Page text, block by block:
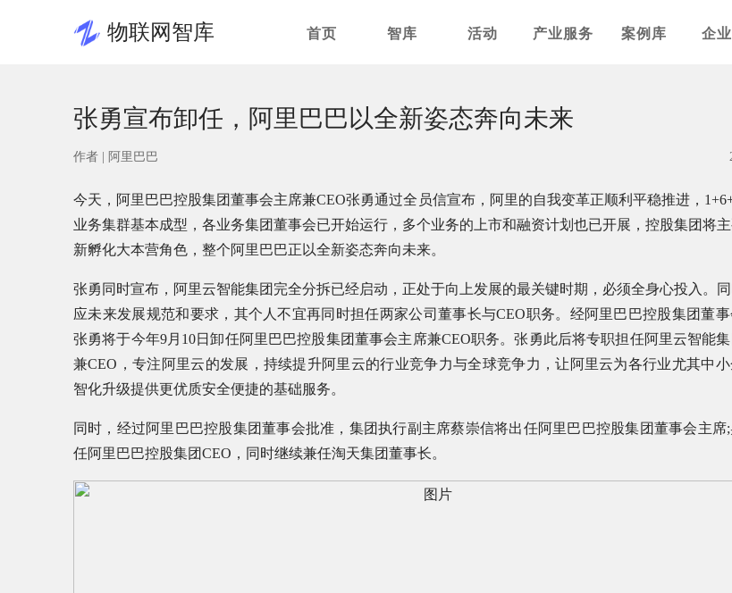
物联网智库 首页 智库 活动 产业服务 案例库 企
张勇宣布卸任，阿里巴巴以全新姿态奔向未来
作者 | 阿里巴巴
今天，阿里巴巴控股集团董事会主席兼CEO张勇通过全员信宣布，阿里的自我变革正顺利平稳推进，
业务集群基本成型，各业务集团董事会已开始运行，多个业务的上市和融资计划也已开展，控股集团将主
新孵化大本营角色，整个阿里巴巴正以全新姿态奔向未来。
张勇同时宣布，阿里云智能集团完全分拆已经启动，正处于向上发展的最关键时期，必须全身心投入。
应未来发展规范和要求，其个人不宜再同时担任两家公司董事长与CEO职务。经阿里巴巴控股集团董事
张勇将于今年9月10日卸任阿里巴巴控股集团董事会主席兼CEO职务。张勇此后将专职担任阿里云智能
兼CEO，专注阿里云的发展，持续提升阿里云的行业竞争力与全球竞争力，让阿里云为各行业尤其中
智化升级提供更优质安全便捷的基础服务。
同时，经过阿里巴巴控股集团董事会批准，集团执行副主席蔡崇信将出任阿里巴巴控股集团董事会主席
任阿里巴巴控股集团CEO，同时继续兼任淘天集团董事长。